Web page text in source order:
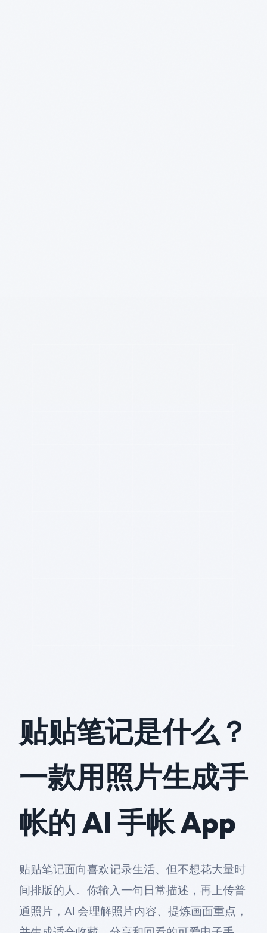
贴贴笔记是什么？
一款用照片生成手
帐的 AI 手帐 App
贴贴笔记面向喜欢记录生活、但不想花大量时
间排版的人。你输入一句日常描述，再上传普
通照片，AI 会理解照片内容、提炼画面重点，